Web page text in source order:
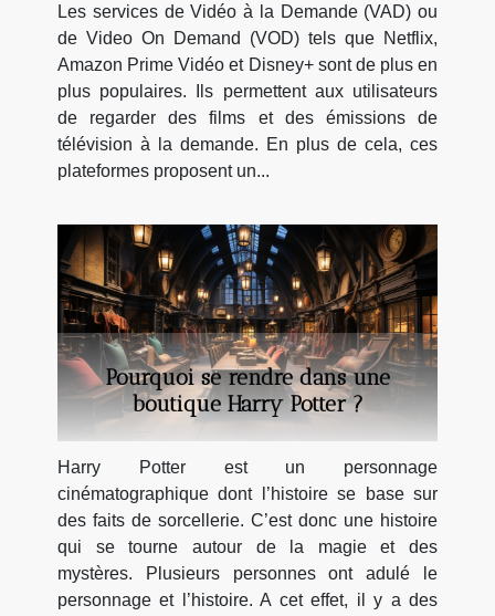
Les services de Vidéo à la Demande (VAD) ou
de Video On Demand (VOD) tels que Netflix,
Amazon Prime Vidéo et Disney+ sont de plus en
plus populaires. Ils permettent aux utilisateurs
de regarder des films et des émissions de
télévision à la demande. En plus de cela, ces
plateformes proposent un...
Pourquoi se rendre dans une
boutique Harry Potter ?
Harry Potter est un personnage
cinématographique dont l’histoire se base sur
des faits de sorcellerie. C’est donc une histoire
qui se tourne autour de la magie et des
mystères. Plusieurs personnes ont adulé le
personnage et l’histoire. A cet effet, il y a des